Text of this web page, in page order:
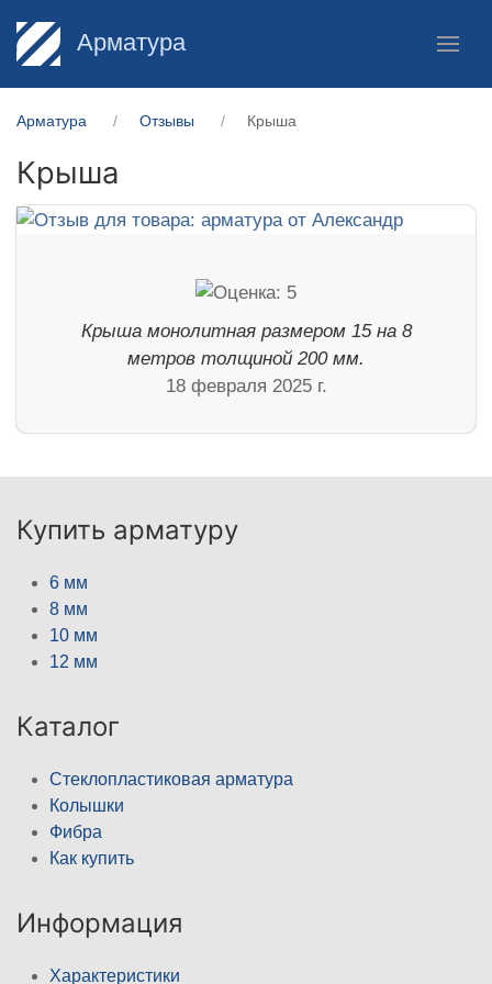
Арматура
Арматура Отзывы Крыша
Крыша
Крыша монолитная размером 15 на 8
метров толщиной 200 мм.
18 февраля 2025 г.
Купить арматуру
6 мм
8 мм
10 мм
12 мм
Каталог
Стеклопластиковая арматура
Колышки
Фибра
Как купить
Информация
Характеристики